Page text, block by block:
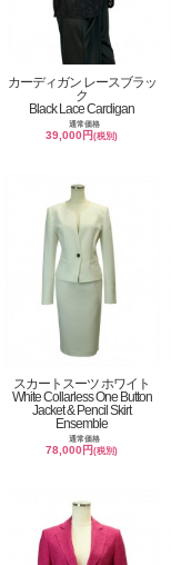
カーディガン レースブラッ
ク
Black Lace Cardigan
通常価格
39,000円(税別)
スカートスーツ ホワイト
White Collarless One Button
Jacket & Pencil Skirt
Ensemble
通常価格
78,000円(税別)